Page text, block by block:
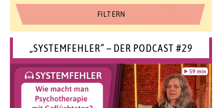
„SYSTEMFEHLER“ – DER PODCAST #29